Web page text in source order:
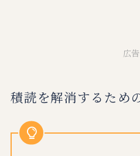
広告
積読を解消するため